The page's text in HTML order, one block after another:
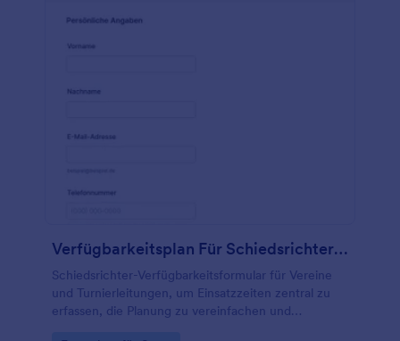
Verfügbarkeitsplan Für Schiedsrichter Formular
Schiedsrichter-Verfügbarkeitsformular für Vereine
und Turnierleitungen, um Einsatzzeiten zentral zu
erfassen, die Planung zu vereinfachen und